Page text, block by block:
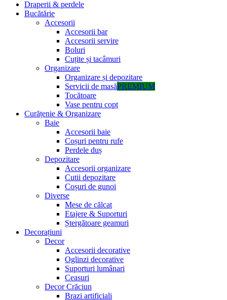
Draperii & perdele
Bucătărie
Accesorii
Accesorii bar
Accesorii servire
Boluri
Cuțite și tacâmuri
Organizare
Organizare și depozitare
Servicii de masăPREMIUM
Tocătoare
Vase pentru copt
Curățenie & Organizare
Baie
Accesorii baie
Coșuri pentru rufe
Perdele duș
Depozitare
Accesorii organizare
Cutii depozitare
Coșuri de gunoi
Diverse
Mese de călcat
Etajere & Suporturi
Ștergătoare geamuri
Decorațiuni
Decor
Accesorii decorative
Oglinzi decorative
Suporturi lumânari
Ceasuri
Decor Crăciun
Brazi artificiali